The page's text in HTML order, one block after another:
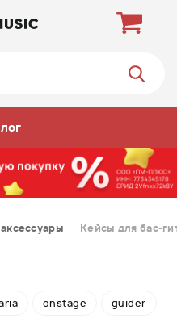
Кейсы для бас-
onstage guider